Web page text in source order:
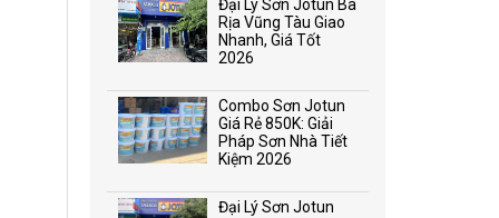
Đại Lý Sơn Jotun Bà
Rịa Vũng Tàu Giao
Nhanh, Giá Tốt
2026
Combo Sơn Jotun
Giá Rẻ 850K: Giải
Pháp Sơn Nhà Tiết
Kiệm 2026
Đại Lý Sơn Jotun